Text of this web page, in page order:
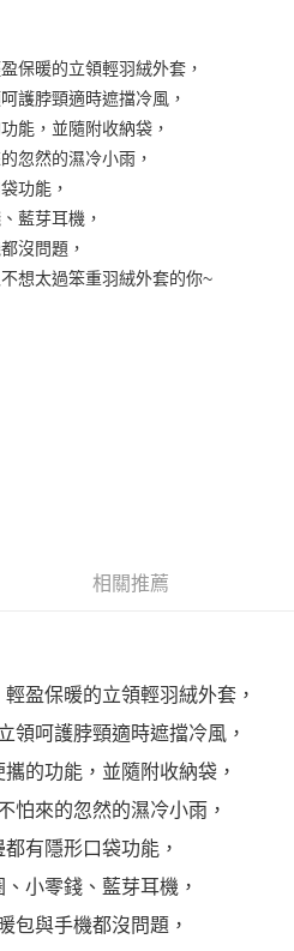
的期數、繳款截止日，確認付款後即完
額請依後續交易確認頁面所載為準。
交易或遇審核未通過，訂單將自動取
付你分期」於每月結算日後寄送繳費提
「超商條碼／台灣大直營門市／銀行轉
通路繳費。
品或服務，並由商店將買賣／分期付款
用本公司帳單繳交帳款。
予台灣大哥大進項蒐集、處理及利用，
資料之確認、核對及更正。
結：
才付款」的支付方式。 讓您購物簡單
、不需儲值。
，即可結帳。
付款。
付」後，將跳轉至「AFTEE先享後付」
後，即可完成結帳。
通知簡訊。
擊此簡訊中的連結，可透過四大超商／
刻繳費，但若您需要取消訂單，請聯絡
之訂單仍視為有效，需透過AFTEE先享
付 」之結帳頁面顯示為準，若有關於
等相關疑問，請聯繫「AFTEE先享後付
額度不足之情形，本公司將視審查結果
人資訊註冊。若發現惡意使用之情形，
)免運費
免運費
免運費
保暖的立領輕羽絨外套，
護脖頸適時遮擋冷風，
能，並隨附收納袋，
忽然的濕冷小雨，
功能，
藍芽耳機，
沒問題，
想太過笨重羽絨外套的你~
相關推薦
盈保暖的立領輕羽絨外套，
領呵護脖頸適時遮擋冷風，
的功能，並隨附收納袋，
怕來的忽然的濕冷小雨，
有隱形口袋功能，
小零錢、藍芽耳機，
包與手機都沒問題，